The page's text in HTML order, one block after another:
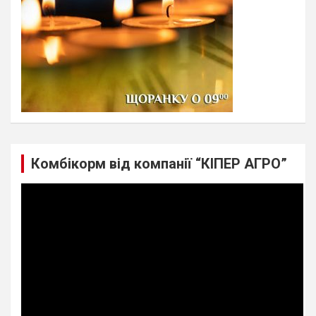
Комбікорм від компанії “КІПЕР АГРО”